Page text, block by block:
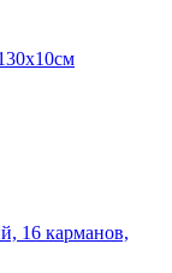
16 карманов,